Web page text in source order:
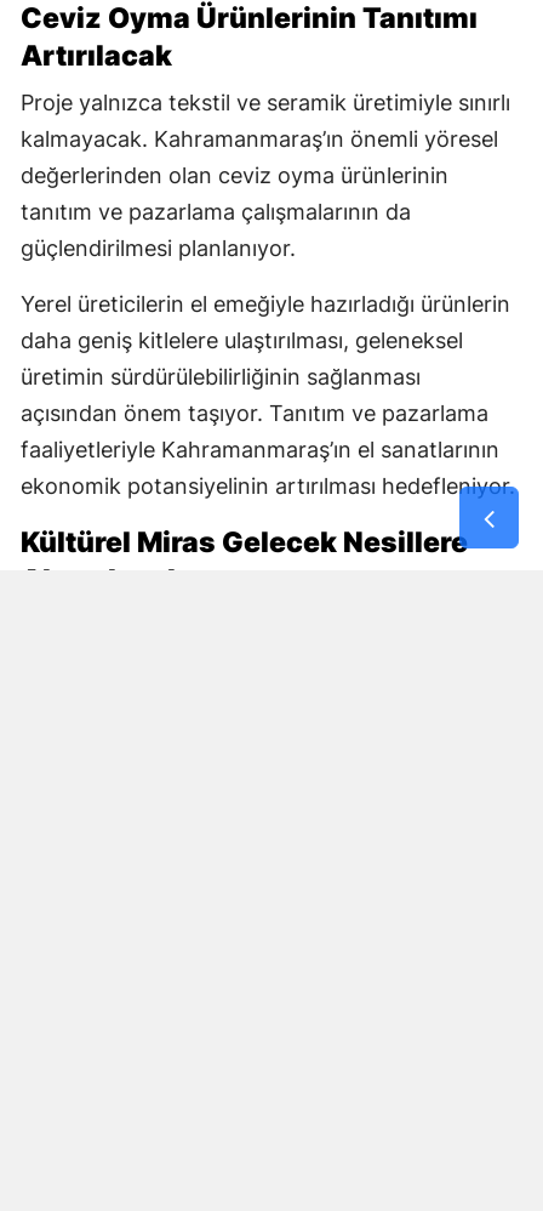
Ceviz Oyma Ürünlerinin Tanıtımı
Artırılacak
Proje yalnızca tekstil ve seramik üretimiyle sınırlı
kalmayacak. Kahramanmaraş’ın önemli yöresel
değerlerinden olan ceviz oyma ürünlerinin
tanıtım ve pazarlama çalışmalarının da
güçlendirilmesi planlanıyor.
Yerel üreticilerin el emeğiyle hazırladığı ürünlerin
daha geniş kitlelere ulaştırılması, geleneksel
üretimin sürdürülebilirliğinin sağlanması
açısından önem taşıyor. Tanıtım ve pazarlama
faaliyetleriyle Kahramanmaraş’ın el sanatlarının
ekonomik potansiyelinin artırılması hedefleniyor.
Kültürel Miras Gelecek Nesillere
Aktarılacak